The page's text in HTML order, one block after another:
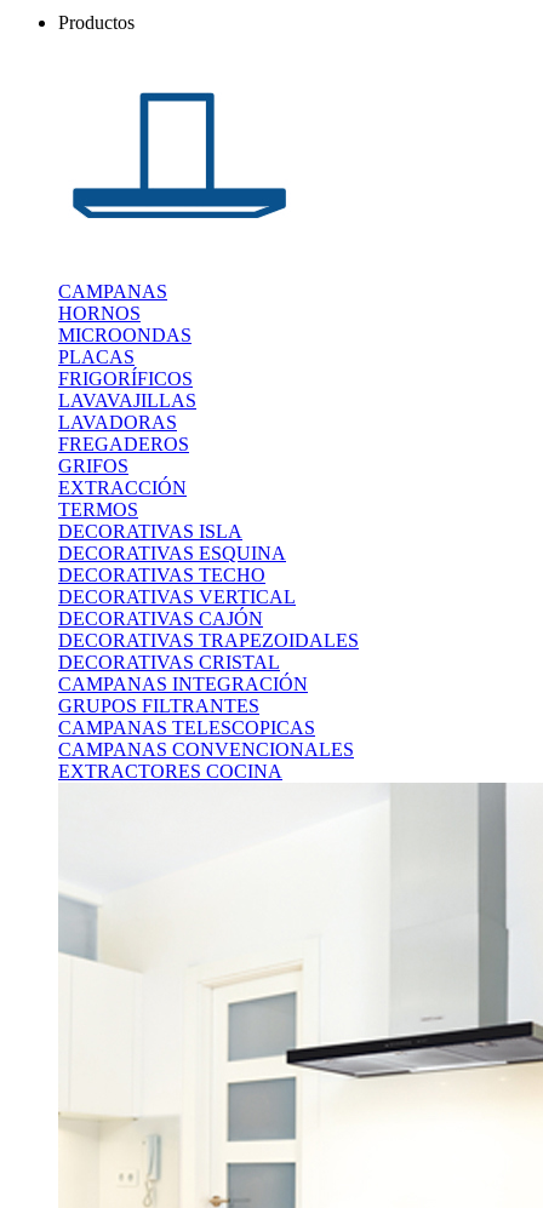
Productos
CAMPANAS
HORNOS
MICROONDAS
PLACAS
FRIGORÍFICOS
LAVAVAJILLAS
LAVADORAS
FREGADEROS
GRIFOS
EXTRACCIÓN
TERMOS
DECORATIVAS ISLA
DECORATIVAS ESQUINA
DECORATIVAS TECHO
DECORATIVAS VERTICAL
DECORATIVAS CAJÓN
DECORATIVAS TRAPEZOIDALES
DECORATIVAS CRISTAL
CAMPANAS INTEGRACIÓN
GRUPOS FILTRANTES
CAMPANAS TELESCOPICAS
CAMPANAS CONVENCIONALES
EXTRACTORES COCINA